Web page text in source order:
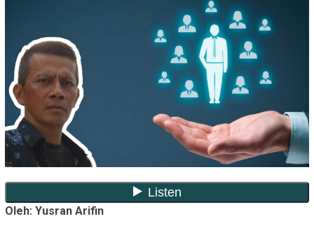
Oleh: Yusran Arifin